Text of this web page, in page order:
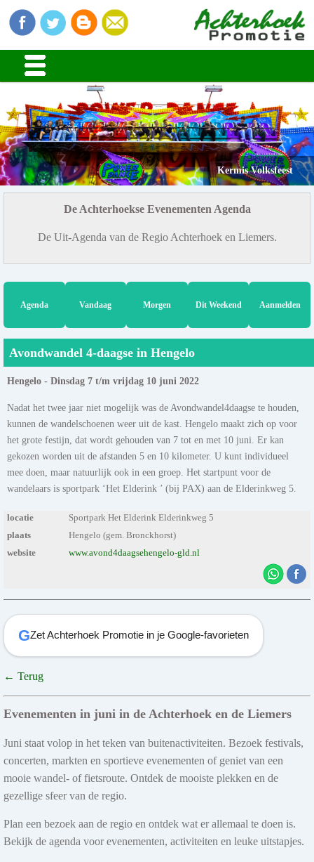
Kermis Volksfeest
De Achterhoekse Evenementen Agenda
De Uit-Agenda van de Regio Achterhoek en Liemers.
Agenda Vandaag Morgen Dit Weekend Aanmelden
Avondwandel 4-daagse in Hengelo
Hengelo - Dinsdag 7 t/m vrijdag 10 juni 2022
Nadat het twee jaar niet mogelijk was de Avondwandel4daagse te houden,
kunnen de wandelschoenen weer uit de kast. Hengelo maakt zich op voor
het grote festijn, dat wordt gehouden van 7 tot en met 10 juni. Er kan
gekozen worden uit de afstanden 5 en 10 kilometer. U kunt individueel
mee doen, maar natuurlijk ook in een groep. Het startpunt voor de
wandelaars is sportpark ‘Het Elderink ’ (bij PAX) aan de Elderinkweg 5.
locatie
Sportpark Het Elderink Elderinkweg 5
plaats
Hengelo (gem. Bronckhorst)
website
www.avond4daagsehengelo-gld.nl
GZet Achterhoek Promotie in je Google-favorieten
← Terug
Evenementen in juni in de Achterhoek en de Liemers
Juni staat volop in het teken van buitenactiviteiten. Bezoek festivals,
concerten, markten en sportieve evenementen of geniet van een
mooie wandel- of fietsroute. Ontdek de mooiste plekken en de
gezellige sfeer van de regio.
Plan een bezoek aan de regio en ontdek wat er allemaal te doen is.
Bekijk de agenda voor evenementen, activiteiten en leuke uitstapjes.